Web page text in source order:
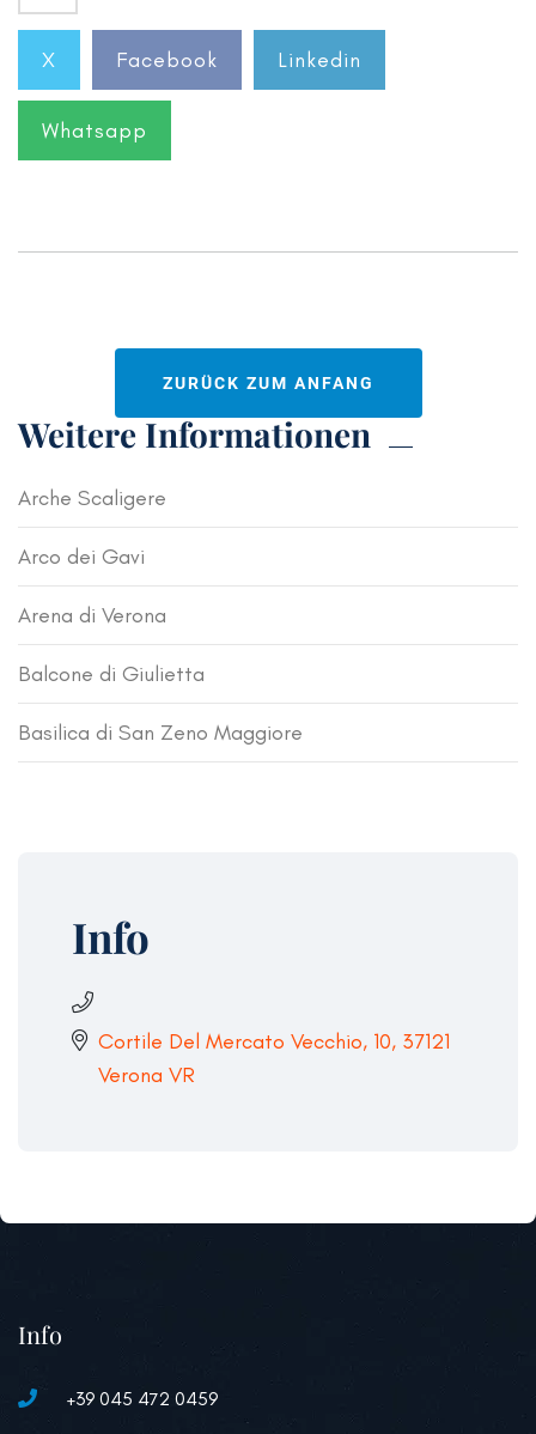
X Facebook Linkedin
Whatsapp
ZURÜCK ZUM ANFANG
Weitere Informationen
Arche Scaligere
Arco dei Gavi
Arena di Verona
Balcone di Giulietta
Basilica di San Zeno Maggiore
Info
Cortile Del Mercato Vecchio, 10, 37121
Verona VR
Info
+39 045 472 0459